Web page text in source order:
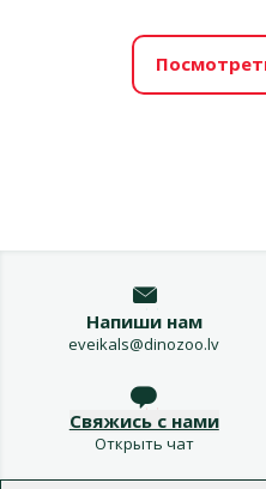
Напиши нам
eveikals@dinozoo.lv
Свяжись с нами
Открыть чат